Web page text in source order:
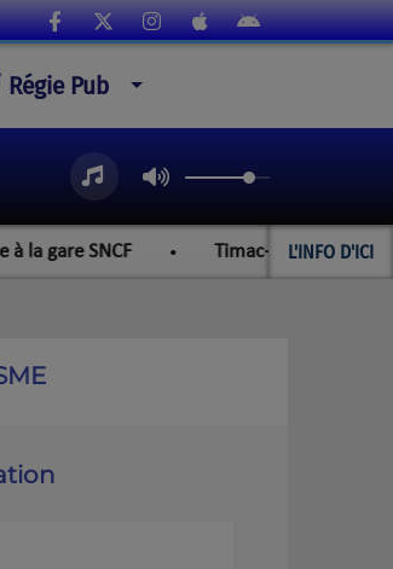
Pub
L'INFO D'ICI
Timac-Agro : le Collectif de